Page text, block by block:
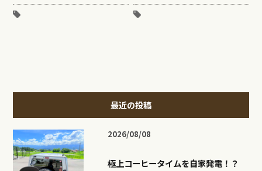
最近の投稿
2026/08/08
極上コーヒータイムを自家発電！？